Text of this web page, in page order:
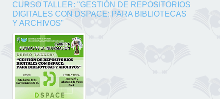
CURSO TALLER: "GESTIÓN DE REPOSITORIOS
DIGITALES CON DSPACE: PARA BIBLIOTECAS
Y ARCHIVOS"